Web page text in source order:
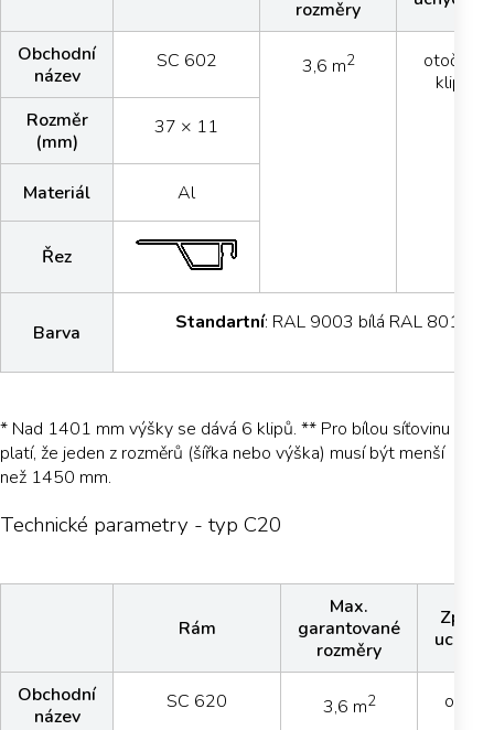
rozměry
Obchodní
název
SC 602 3,6 m2
otočný
klip
Rozměr
(mm)
37 × 11
Materiál Al
Řez
Barva Standartní: RAL 9003 bílá RAL 8019
* Nad 1401 mm výšky se dává 6 klipů. ** Pro bílou síťovinu
platí, že jeden z rozměrů (šířka nebo výška) musí být menší
než 1450 mm.
Technické parametry - typ C20
Rám
Max.
garantované
rozměry
Obchodní
název
SC 620 3,6 m2